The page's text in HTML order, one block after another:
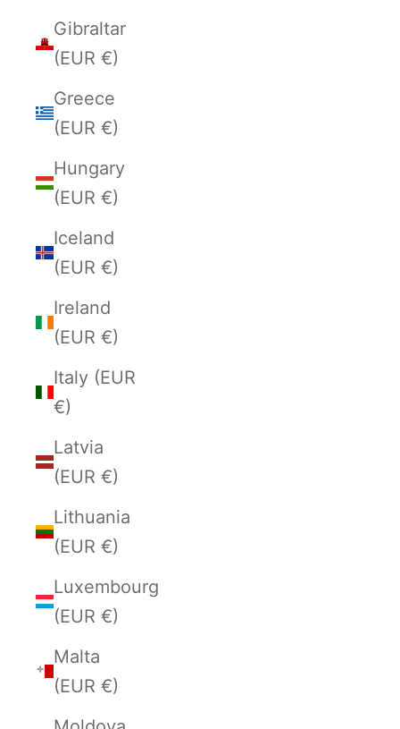
Gibraltar
(EUR €)
Greece
(EUR €)
Hungary
(EUR €)
Iceland
(EUR €)
Ireland
(EUR €)
Italy (EUR
€)
Latvia
(EUR €)
Lithuania
(EUR €)
Luxembourg
(EUR €)
Malta
(EUR €)